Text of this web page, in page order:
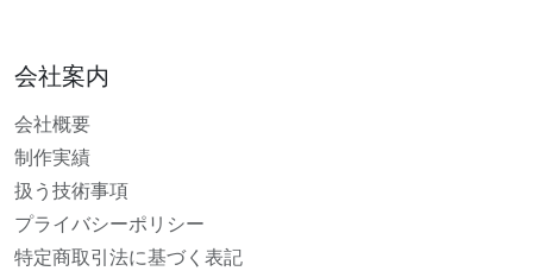
会社案内
会社概要
制作実績
扱う技術事項
プライバシーポリシー
特定商取引法に基づく表記